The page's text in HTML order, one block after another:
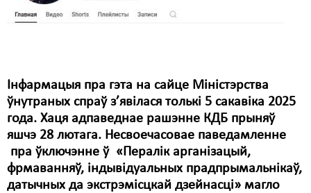
Інфармацыя пра гэта на сайце Міністэрства
ўнутраных спраў з’явілася толькі 5 сакавіка 2025
года. Хаця адпаведнае рашэнне КДБ прыняў
яшчэ 28 лютага. Несвоечасовае паведамленне
пра ўключэнне ў «Пералік арганізацый,
фрмаванняў, індывідуальных прадпрымальнікаў,
датычных да экстрэмісцкай дзейнасці» магло